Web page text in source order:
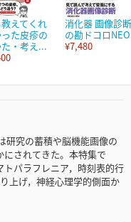
えてくれ
た皮疹の
・考え...
消化器 画像診断
の勘ドコロNEO
¥7,480
究の蓄積や脳機能画像の
されてきた。本特集で
パラフレニア，時刻表的行
上げ，神経心理学的側面か